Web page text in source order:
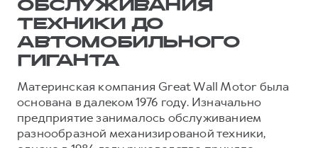
HAVAL Лизинг
АКСЕССУАРЫ HAVAL
Автомобильные аксессуары
Коллекция PRO
Коллекция Базовая
АКСЕССУАРЫ HAVAL
Автомобильные аксессуары
Коллекция PRO
Коллекция Базовая
Коллекция Детская
ОБСЛУЖИВАНИЯ
ТЕХНИКИ ДО
АВТОМОБИЛЬНОГО
ГИГАНТА
Материнская компания Great Wall Motor была
основана в далеком 1976 году. Изначально
предприятие занималось обслуживанием
разнообразной механизированой техники,